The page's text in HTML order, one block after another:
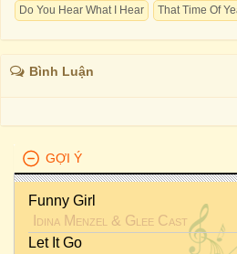
Do You Hear What I Hear
That Time Of
Bình Luận
GỢI Ý
Funny Girl
Idina Menzel & Glee Cast
Let It Go